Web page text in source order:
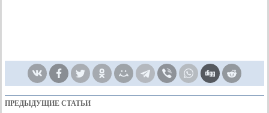
ПРЕДЫДУЩИЕ СТАТЬИ